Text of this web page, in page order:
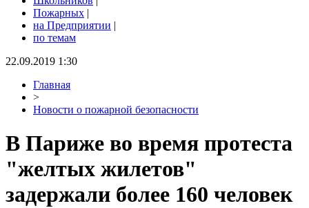
Пожарных |
на Предприятии |
по темам
22.09.2019 1:30
Главная
>
Новости о пожарной безопасности
В Париже во время протеста
"желтых жилетов"
задержали более 160 человек